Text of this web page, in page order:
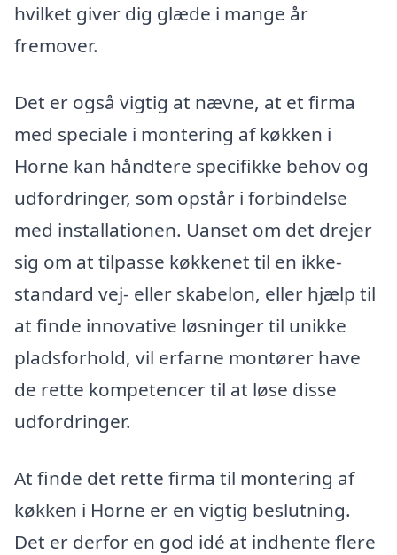
hvilket giver dig glæde i mange år
fremover.
Det er også vigtig at nævne, at et firma
med speciale i montering af køkken i
Horne kan håndtere specifikke behov og
udfordringer, som opstår i forbindelse
med installationen. Uanset om det drejer
sig om at tilpasse køkkenet til en ikke-
standard vej- eller skabelon, eller hjælp til
at finde innovative løsninger til unikke
pladsforhold, vil erfarne montører have
de rette kompetencer til at løse disse
udfordringer.
At finde det rette firma til montering af
køkken i Horne er en vigtig beslutning.
Det er derfor en god idé at indhente flere